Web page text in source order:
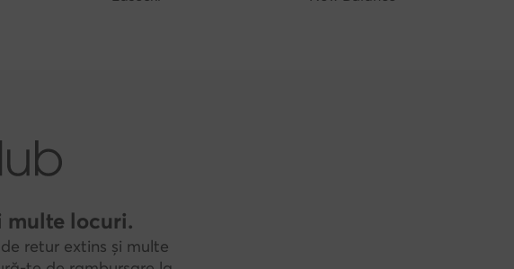
multe locuri.
retur extins și multe